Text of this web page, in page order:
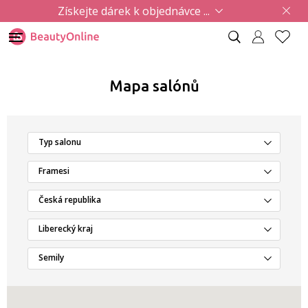
Získejte dárek k objednávce ...
Mapa salónů
Typ salonu
Framesi
Česká republika
Liberecký kraj
Semily